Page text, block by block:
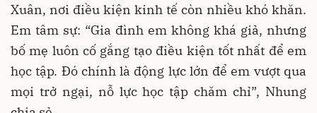
Xuân, nơi điều kiện kinh tế còn nhiều khó khăn.
Em tâm sự: “Gia đình em không khá giả, nhưng
bố mẹ luôn cố gắng tạo điều kiện tốt nhất để em
học tập. Đó chính là động lực lớn để em vượt qua
mọi trở ngại, nỗ lực học tập chăm chỉ”, Nhung